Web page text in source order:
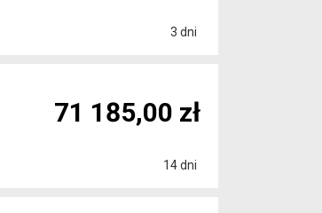
3 dni
14 dni
71 185,00 zł